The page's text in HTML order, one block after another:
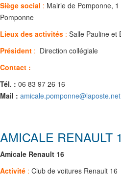
Siège social : Mairie de Pomponne,
Pomponne
Lieux des activités : Salle Pauline et
Président : Direction collégiale
Contact :
Tél. : 06 83 97 26 16
Mail : amicale.pomponne@laposte.net
AMICALE RENAULT
Amicale Renault 16
Activité : Club de voitures Renault 16